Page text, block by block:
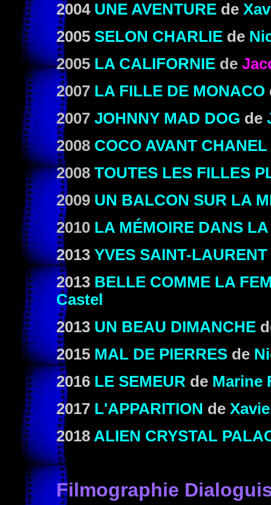
2004 UNE AVENTURE de
2005 SELON CHARLIE de
2005 LA CALIFORNIE de
2007 LA FILLE DE MONACO
2007 JOHNNY MAD DOG de
2008 COCO AVANT CHANEL
2008 TOUTES LES FILLES
2009 UN BALCON SUR LA
2010 LA MÉMOIRE DANS
2013 YVES SAINT-LAURENT
2013 BELLE COMME LA
Castel
2013 UN BEAU DIMANCHE
2015 MAL DE PIERRES de
2016 LE SEMEUR de Marine
2017 L'APPARITION de
2018 ALIEN CRYSTAL
Filmographie